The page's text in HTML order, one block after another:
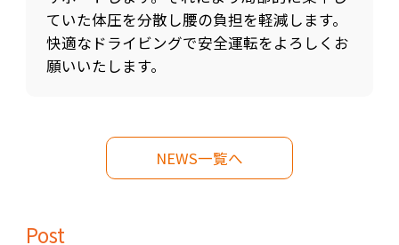
ていた体圧を分散し腰の負担を軽減します。
快適なドライビングで安全運転をよろしくお
願いいたします。
NEWS一覧へ
Post